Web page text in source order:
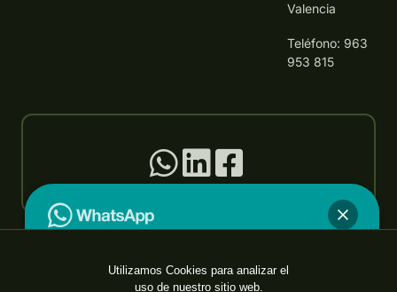
Valencia
Teléfono: 963
953 815
SICO es control®Utilizamos Cookies para analizar el
uso de nuestro sitio web.
¿En qué podemos ayudarte?